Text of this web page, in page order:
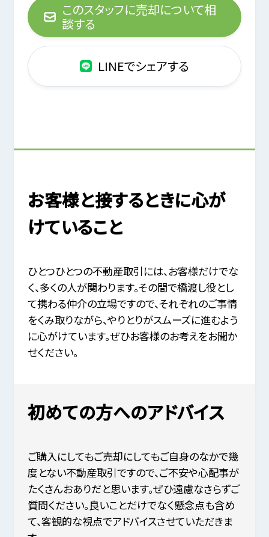
このスタッフに売却について相
談する
LINEでシェアする
お客様と接するときに心が
けていること
ひとつひとつの不動産取引には、お客様だけでな
く、多くの人が関わります。その間で橋渡し役とし
て携わる仲介の立場ですので、それぞれのご事情
をくみ取りながら、やりとりがスムーズに進むよう
に心がけています。ぜひお客様のお考えをお聞か
せください。
初めての方へのアドバイス
ご購入にしてもご売却にしてもご自身のなかで幾
度とない不動産取引ですので、ご不安や心配事が
たくさんおありだと思います。ぜひ遠慮なさらずご
質問ください。良いことだけでなく懸念点も含め
て、客観的な視点でアドバイスさせていただきま